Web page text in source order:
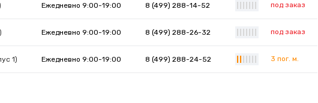
Ежедневно 9:00-19:00 8 (499) 288-14-52 под заказ
Ежедневно 9:00-19:00 8 (499) 288-26-32 под заказ
1) Ежедневно 9:00-19:00 8 (499) 288-24-52 3 пог. м.